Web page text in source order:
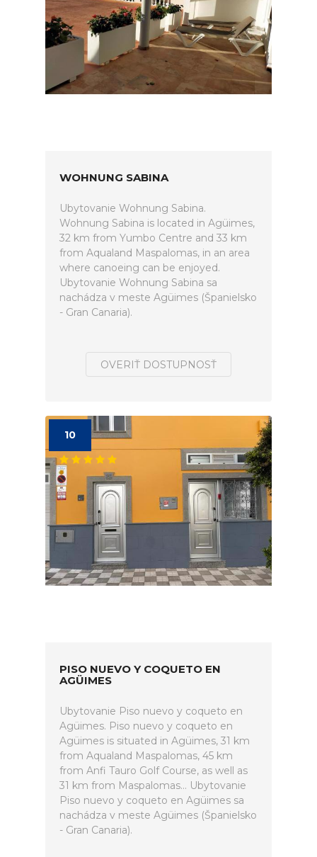
WOHNUNG SABINA
Ubytovanie Wohnung Sabina.
Wohnung Sabina is located in Agüimes,
32 km from Yumbo Centre and 33 km
from Aqualand Maspalomas, in an area
where canoeing can be enjoyed.
Ubytovanie Wohnung Sabina sa
nachádza v meste Agüimes (Španielsko
- Gran Canaria).
OVERIŤ DOSTUPNOSŤ
10
PISO NUEVO Y COQUETO EN
AGÜIMES
Ubytovanie Piso nuevo y coqueto en
Agüimes. Piso nuevo y coqueto en
Agüimes is situated in Agüimes, 31 km
from Aqualand Maspalomas, 45 km
from Anfi Tauro Golf Course, as well as
31 km from Maspalomas... Ubytovanie
Piso nuevo y coqueto en Agüimes sa
nachádza v meste Agüimes (Španielsko
- Gran Canaria).